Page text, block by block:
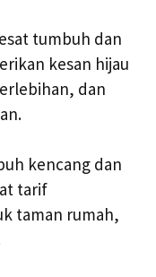
tumbuh dan
kesan hijau
dan
kencang dan
tarif
taman rumah,